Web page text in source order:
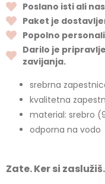
Poslano isti ali
Paket je
Popolno
Darilo je
zavijanja.
srebrna
kvalitetna
material: srebro
odporna na vodo
Zate. Ker si